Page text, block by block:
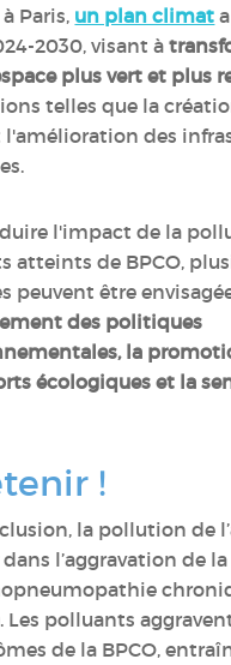
Paris, un plan climat
2030, visant à
plus vert et plus
telles que la
l'amélioration des
l'impact de la
atteints de BPCO,
peuvent être
des politiques
la
écologiques et la
!
la pollution de
l’aggravation de la
Les polluants
de la BPCO,